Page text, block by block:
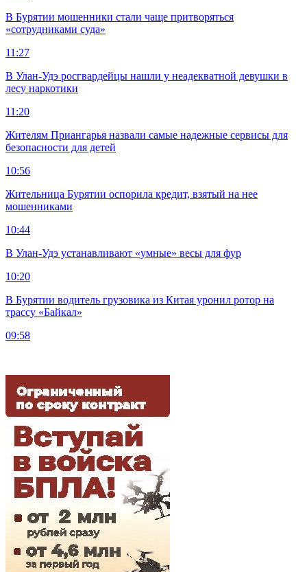
В Бурятии мошенники стали чаще притворяться
«сотрудниками суда»
11:27
В Улан-Удэ росгвардейцы нашли у неадекватной девушки в
лесу наркотики
11:20
Жителям Приангарья назвали самые надежные сервисы для
безопасности для детей
10:56
Жительница Бурятии оспорила кредит, взятый на нее
мошенниками
10:44
В Улан-Удэ устанавливают «умные» весы для фур
10:20
В Бурятии водитель грузовика из Китая уронил ротор на
трассу «Байкал»
09:58